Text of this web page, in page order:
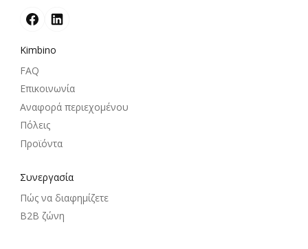
Kimbino
FAQ
Επικοινωνία
Αναφορά περιεχομένου
Πόλεις
Προϊόντα
Συνεργασία
Πώς να διαφημίζετε
B2B ζώνη